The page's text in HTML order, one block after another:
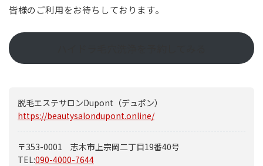
皆様のご利用をお待ちしております。
脱毛エステサロンDupont（デュポン）
https://beautysalondupont.online/
〒353-0001 志木市上宗岡二丁目19番40号
TEL:090-4000-7644